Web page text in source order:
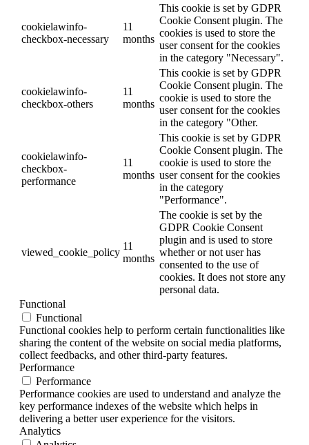
cookielawinfo-
checkbox-necessary
11
months
This cookie is set by GDPR
Cookie Consent plugin. The
cookies is used to store the
user consent for the cookies
in the category "Necessary".
cookielawinfo-
checkbox-others
11
months
This cookie is set by GDPR
Cookie Consent plugin. The
cookie is used to store the
user consent for the cookies
in the category "Other.
cookielawinfo-
checkbox-
performance
11
months
This cookie is set by GDPR
Cookie Consent plugin. The
cookie is used to store the
user consent for the cookies
in the category
"Performance".
viewed_cookie_policy
11
months
The cookie is set by the
GDPR Cookie Consent
plugin and is used to store
whether or not user has
consented to the use of
cookies. It does not store any
personal data.
Functional
Functional
Functional cookies help to perform certain functionalities like
sharing the content of the website on social media platforms,
collect feedbacks, and other third-party features.
Performance
Performance
Performance cookies are used to understand and analyze the
key performance indexes of the website which helps in
delivering a better user experience for the visitors.
Analytics